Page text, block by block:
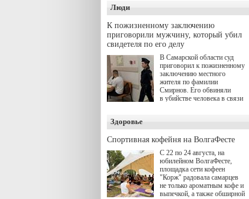
Живайкина, направленные
на трудоустройство и более
спокойную адаптацию к
мирной жизни.
Люди
К пожизненному заключению
приговорили мужчину, который убил
свидетеля по его делу
В Самарской области суд
приговорил к пожизненному
заключению местного
жителя по фамилии
Смирнов. Его обвиняли
в убийстве человека в связи
Здоровье
Спортивная кофейня на ВолгаФесте
С 22 по 24 августа, на
юбилейном ВолгаФесте,
площадка сети кофеен
"Корж" радовала самарцев
не только ароматным кофе и
выпечкой, а также обширной